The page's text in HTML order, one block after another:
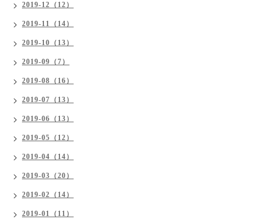
2019-12（12）
2019-11（14）
2019-10（13）
2019-09（7）
2019-08（16）
2019-07（13）
2019-06（13）
2019-05（12）
2019-04（14）
2019-03（20）
2019-02（14）
2019-01（11）